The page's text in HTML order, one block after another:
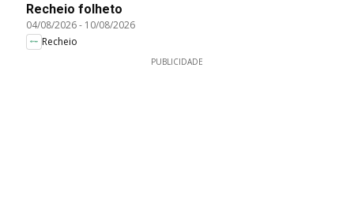
Recheio folheto
04/08/2026- 10/08/2026
Recheio
PUBLICIDADE